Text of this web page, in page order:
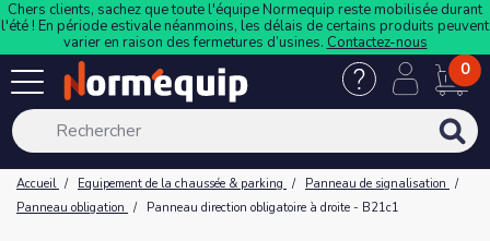
Chers clients, sachez que toute l'équipe Normequip reste mobilisée durant
l'été ! En période estivale néanmoins, les délais de certains produits peuvent
varier en raison des fermetures d’usines. Contactez-nous
0
Accueil Equipement de la chaussée & parking
Panneau de signalisation
Panneau obligation
Panneau direction obligatoire à droite - B21c1